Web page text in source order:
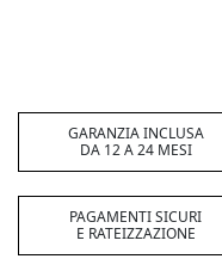
GARANZIA INCLUSA
DA 12 A 24 MESI
PAGAMENTI SICURI
E RATEIZZAZIONE